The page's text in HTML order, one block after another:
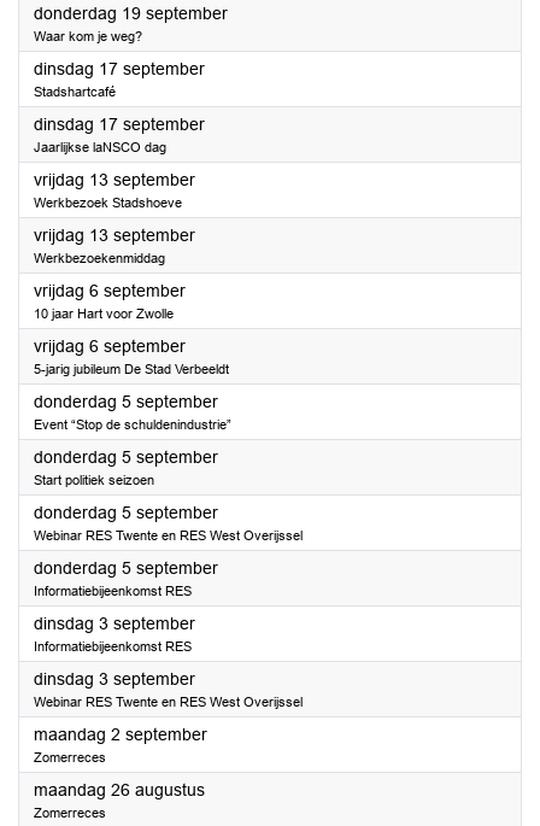
donderdag 19 september2024
Waar kom je weg?
dinsdag 17 september2024
Stadshartcafé
dinsdag 17 september2024
Jaarlijkse laNSCO dag
vrijdag 13 september2024
Werkbezoek Stadshoeve
vrijdag 13 september2024
Werkbezoekenmiddag
vrijdag 6 september2024
10 jaar Hart voor Zwolle
vrijdag 6 september2024
5-jarig jubileum De Stad Verbeeldt
donderdag 5 september2024
Event “Stop de schuldenindustrie”
donderdag 5 september2024
Start politiek seizoen
donderdag 5 september2024
Webinar RES Twente en RES West Overijssel
donderdag 5 september2024
Informatiebijeenkomst RES
dinsdag 3 september2024
Informatiebijeenkomst RES
dinsdag 3 september2024
Webinar RES Twente en RES West Overijssel
maandag 2 september2024
Zomerreces
maandag 26 augustus2024
Zomerreces